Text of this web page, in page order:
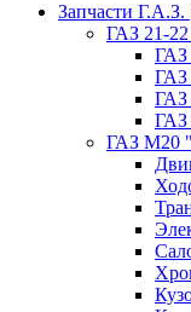
Запчасти Г.А.З.
ГАЗ 21-
ГАЗ
ГАЗ
ГАЗ
ГАЗ
ГАЗ М20